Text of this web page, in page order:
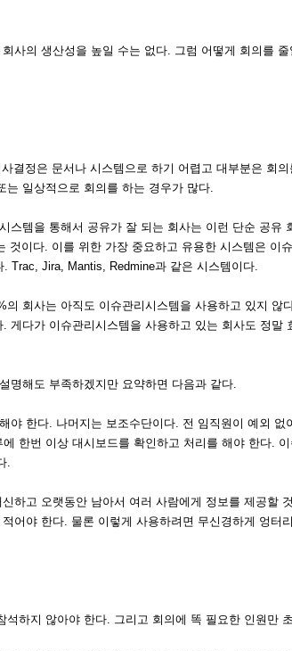
사의 생산성을 높일 수는 없다. 그럼 어떻게 회의를
결정은 문서나 시스템으로 하기 어렵고 대부분은 회
일상적으로 회의를 하는 경우가 많다.
템을 통해서 공유가 잘 되는 회사는 이런 단순 공유
이다. 이를 위한 가장 중요하고 유용한 시스템은 이
Trac, Jira, Mantis, Redmine과 같은 시스템이다.
회사는 아직도 이슈관리시스템을 사용하고 있지 않
다가 이슈관리시스템을 사용하고 있는 회사도 정말
명해도 부족하겠지만 요약하면 다음과 같다.
야 한다. 나머지는 보조수단이다. 전 임직원이 예외 없
한번 이상 대시보드를 확인하고 처리를 해야 한다. 이
.
하고 오랫동안 남아서 여러 사람에게 정보를 제공할
어야 한다. 물론 이렇게 사용하려면 무신경하게 엉터
하지 않아야 한다. 그리고 회의에 똑 필요한 인원만